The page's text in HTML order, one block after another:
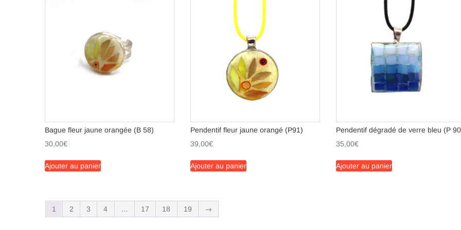
Bague fleur jaune orangée (B 58)
30,00€
Ajouter au panier
Pendentif fleur jaune orangé (P91)
39,00€
Ajouter au panier
Pendentif dégradé de verre bleu (P
35,00€
Ajouter au panier
1 2 3 4 … 17 18 19 →